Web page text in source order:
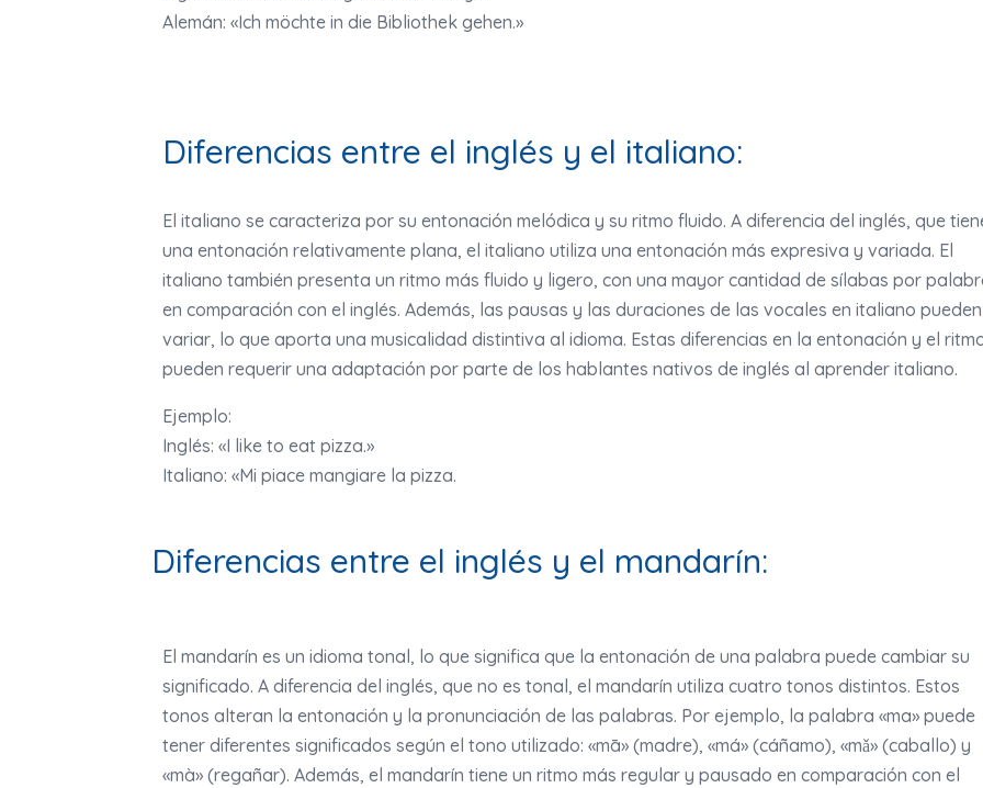
Alemán: «Ich möchte in die Bibliothek gehen.»
Diferencias entre el inglés y el italiano:
El italiano se caracteriza por su entonación melódica y su ritmo fluido. A diferencia del inglés, que
una entonación relativamente plana, el italiano utiliza una entonación más expresiva y variada. El
italiano también presenta un ritmo más fluido y ligero, con una mayor cantidad de sílabas por
en comparación con el inglés. Además, las pausas y las duraciones de las vocales en italiano pueden
variar, lo que aporta una musicalidad distintiva al idioma. Estas diferencias en la entonación y el
pueden requerir una adaptación por parte de los hablantes nativos de inglés al aprender italiano.
Ejemplo:
Inglés: «I like to eat pizza.»
Italiano: «Mi piace mangiare la pizza.
Diferencias entre el inglés y el mandarín:
El mandarín es un idioma tonal, lo que significa que la entonación de una palabra puede cambiar su
significado. A diferencia del inglés, que no es tonal, el mandarín utiliza cuatro tonos distintos. Estos
tonos alteran la entonación y la pronunciación de las palabras. Por ejemplo, la palabra «ma» puede
tener diferentes significados según el tono utilizado: «mā» (madre), «má» (cáñamo), «mǎ» (caballo) y
«mà» (regañar). Además, el mandarín tiene un ritmo más regular y pausado en comparación con el